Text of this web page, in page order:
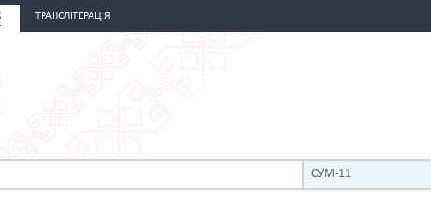
ТРАНСЛІТЕРАЦІЯ
СУМ-11